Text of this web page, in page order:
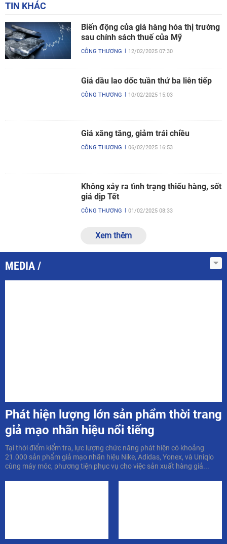
TIN KHÁC
Biến động của giá hàng hóa thị trường
sau chính sách thuế của Mỹ
CÔNG THƯƠNG 12/02/2025 07:30
Giá dầu lao dốc tuần thứ ba liên tiếp
CÔNG THƯƠNG 10/02/2025 15:03
Giá xăng tăng, giảm trái chiều
CÔNG THƯƠNG 06/02/2025 16:53
Không xảy ra tình trạng thiếu hàng, sốt
giá dịp Tết
CÔNG THƯƠNG 01/02/2025 08:33
Xem thêm
MEDIA
Phát hiện lượng lớn sản phẩm thời trang
giả mạo nhãn hiệu nổi tiếng
Tại thời điểm kiểm tra, lực lượng chức năng phát hiện có khoảng
21.000 sản phẩm giả mạo nhãn hiệu Nike, Adidas, Yonex, và Uniqlo
cùng máy móc, phương tiện phục vụ cho việc sản xuất hàng giả...